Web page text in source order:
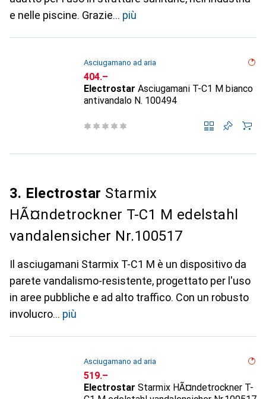
e nelle piscine. Grazie
più
Asciugamano ad aria
CHF
404.–
Electrostar Asciugamani T-C1 M bianco
antivandalo N. 100494
3. Electrostar Starmix
HÃ¤ndetrockner T-C1 M edelstahl
vandalensicher Nr.100517
Il asciugamani Starmix T-C1 M è un dispositivo da
parete vandalismo-resistente, progettato per l'uso
in aree pubbliche e ad alto traffico. Con un robusto
involucro
più
Asciugamano ad aria
CHF
519.–
Electrostar Starmix HÃ¤ndetrockner T-